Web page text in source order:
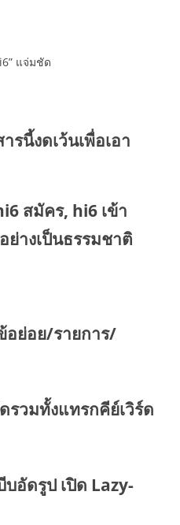
แจ่มชัด
รนี้งดเว้นเพื่อเอา
สมัคร, hi6 เข้า
ย่างเป็นธรรมชาติ
อย่อย/รายการ/
วมทั้งแทรกคีย์เวิร์ด
อัดรูป เปิด Lazy-